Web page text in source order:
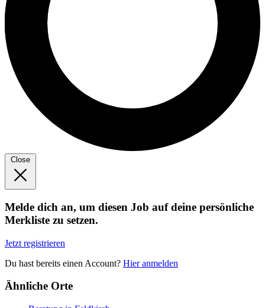
Close
Melde dich an, um diesen Job auf deine persönliche
Merkliste zu setzen.
Jetzt registrieren
Du hast bereits einen Account? Hier anmelden
Ähnliche Orte